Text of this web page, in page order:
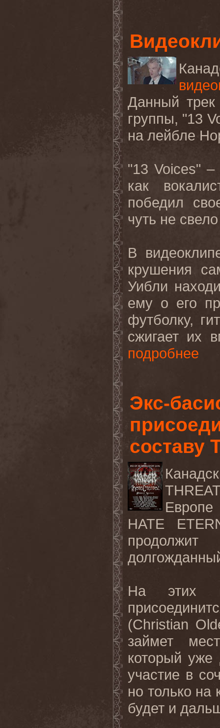
Данный трек
группы, "13
на лейбле
"13 Voices"
как
победил
чуть не
В
крушения
Уибли
ему о его
футболку,
сжигает их
подробнее
Экс-
составу
THREAT
HATE
На этих
(Christian
займет
который уже
участие в
но только на
будет и